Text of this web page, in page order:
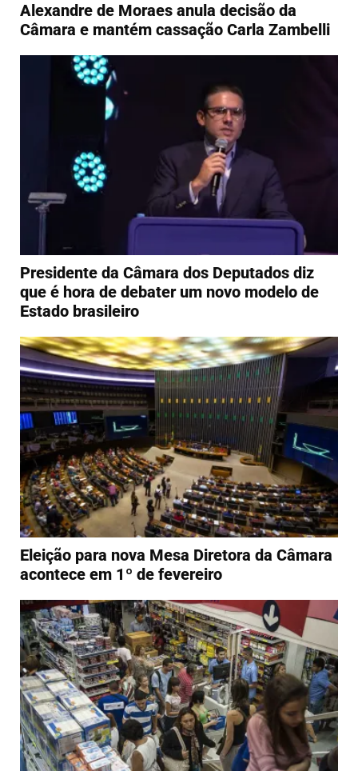
Alexandre de Moraes anula decisão da
Câmara e mantém cassação Carla Zambelli
Presidente da Câmara dos Deputados diz
que é hora de debater um novo modelo de
Estado brasileiro
Eleição para nova Mesa Diretora da Câmara
acontece em 1º de fevereiro